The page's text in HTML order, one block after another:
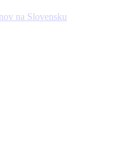
na Slovensku